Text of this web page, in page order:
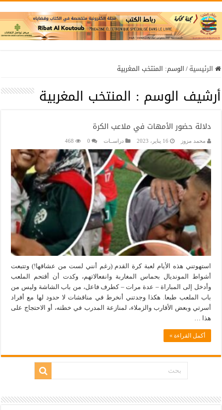
الرئيسية/الوسم: المنتخب المغربية
أرشيف الوسم : المنتخب المغربية
دلالة حضور الأمهات في ملاعب الكرة
محمد مزوز 16 يناير، 2023 دراســات 0
468
استهوتني هذه الأيام لعبة كرة القدم (رغم أنني لست من عشاقها!) وتتبعت
أشواط المونديال بحماس المغاربة وانفعالاتهم، وكدت أن أقتحم الملعب
وأدخل إلى المباراة – عدة مرات – كطرف فاعل، من باب الشاشة وليس من
باب الملعب طبعا. هكذا وجدتني أنخرط في مناقشات لا حدود لها مع أفراد
أسرتي وبعض الأقارب والزملاء، لمنازعة المدرب في خطته، أو الاحتجاج على
هذا …
أكمل القراءة »